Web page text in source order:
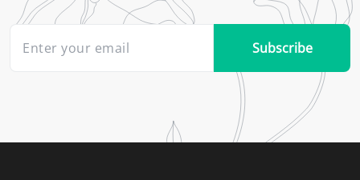
Subscribe